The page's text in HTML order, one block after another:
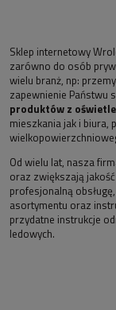
Sklep internetowy
zarówno do osób
wielu branż, np:
zapewnienie Państwu
produktów z
mieszkania jak i biura,
Od wielu lat, nasza
oraz zwiększają
profesjonalną
asortymentu oraz
przydatne instrukcje
ledowych.